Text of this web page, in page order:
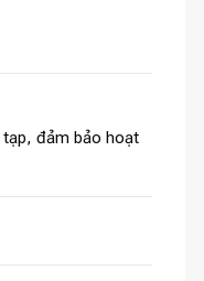
tạp, đảm bảo hoạt